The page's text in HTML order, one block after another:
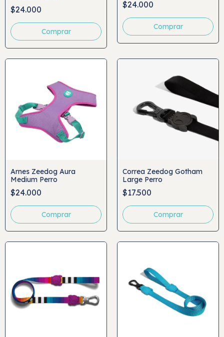
$24.000
$24.000
Arnes Zeedog Aura
Medium Perro
$24.000
Correa Zeedog Gotham
Large Perro
$17.500